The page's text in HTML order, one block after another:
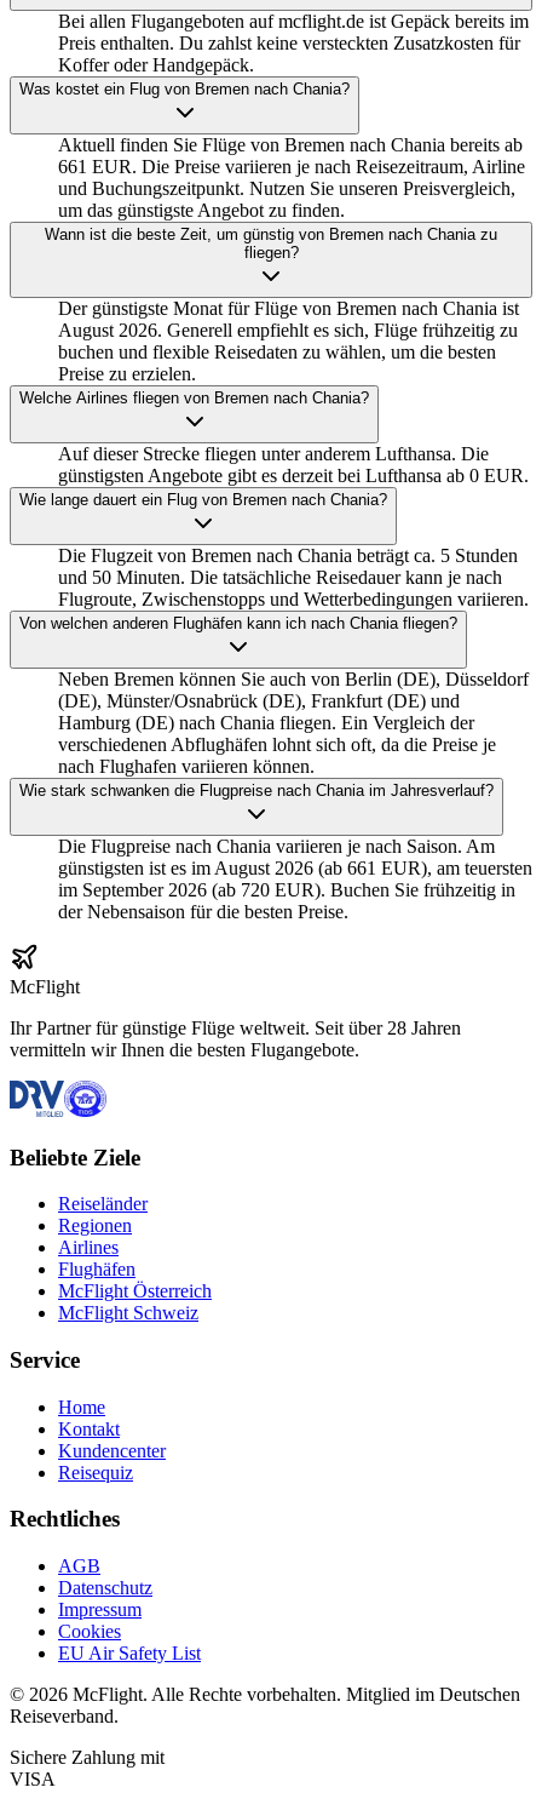
Bei allen Flugangeboten auf mcflight.de ist Gepäck bereits im
Preis enthalten. Du zahlst keine versteckten Zusatzkosten für
Koffer oder Handgepäck.
Was kostet ein Flug von Bremen nach Chania?
Aktuell finden Sie Flüge von Bremen nach Chania bereits ab
661 EUR. Die Preise variieren je nach Reisezeitraum, Airline
und Buchungszeitpunkt. Nutzen Sie unseren Preisvergleich,
um das günstigste Angebot zu finden.
Wann ist die beste Zeit, um günstig von Bremen nach Chania zu
fliegen?
Der günstigste Monat für Flüge von Bremen nach Chania ist
August 2026. Generell empfiehlt es sich, Flüge frühzeitig zu
buchen und flexible Reisedaten zu wählen, um die besten
Preise zu erzielen.
Welche Airlines fliegen von Bremen nach Chania?
Auf dieser Strecke fliegen unter anderem Lufthansa. Die
günstigsten Angebote gibt es derzeit bei Lufthansa ab 0 EUR.
Wie lange dauert ein Flug von Bremen nach Chania?
Die Flugzeit von Bremen nach Chania beträgt ca. 5 Stunden
und 50 Minuten. Die tatsächliche Reisedauer kann je nach
Flugroute, Zwischenstopps und Wetterbedingungen variieren.
Von welchen anderen Flughäfen kann ich nach Chania fliegen?
Neben Bremen können Sie auch von Berlin (DE), Düsseldorf
(DE), Münster/Osnabrück (DE), Frankfurt (DE) und
Hamburg (DE) nach Chania fliegen. Ein Vergleich der
verschiedenen Abflughäfen lohnt sich oft, da die Preise je
nach Flughafen variieren können.
Wie stark schwanken die Flugpreise nach Chania im Jahresverlauf?
Die Flugpreise nach Chania variieren je nach Saison. Am
günstigsten ist es im August 2026 (ab 661 EUR), am teuersten
im September 2026 (ab 720 EUR). Buchen Sie frühzeitig in
der Nebensaison für die besten Preise.
McFlight
Ihr Partner für günstige Flüge weltweit. Seit über 28 Jahren
vermitteln wir Ihnen die besten Flugangebote.
Beliebte Ziele
Reiseländer
Regionen
Airlines
Flughäfen
McFlight Österreich
McFlight Schweiz
Service
Home
Kontakt
Kundencenter
Reisequiz
Rechtliches
AGB
Datenschutz
Impressum
Cookies
EU Air Safety List
© 2026 McFlight. Alle Rechte vorbehalten. Mitglied im Deutschen
Reiseverband.
Sichere Zahlung mit
VISA